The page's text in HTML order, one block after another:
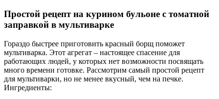
Простой рецепт на курином бульоне с томатной
заправкой в мультиварке
Гораздо быстрее приготовить красный борщ поможет
мультиварка. Этот агрегат – настоящее спасение для
работающих людей, у которых нет возможности посвящать
много времени готовке. Рассмотрим самый простой рецепт
для мультиварки, но не менее вкусный, чем на печке.
Ингредиенты: